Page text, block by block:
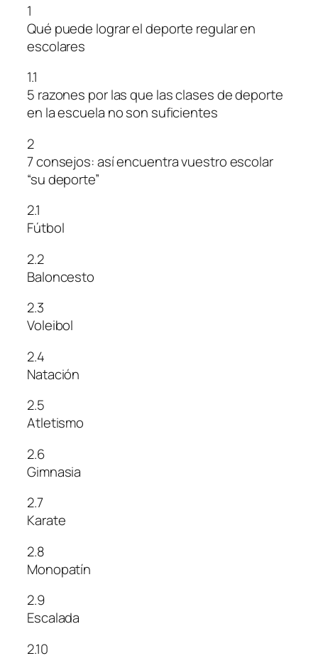
1
Qué puede lograr el deporte regular en
escolares
1.1
5 razones por las que las clases de deporte
en la escuela no son suficientes
2
7 consejos: así encuentra vuestro escolar
“su deporte”
2.1
Fútbol
2.2
Baloncesto
2.3
Voleibol
2.4
Natación
2.5
Atletismo
2.6
Gimnasia
2.7
Karate
2.8
Monopatín
2.9
Escalada
2.10